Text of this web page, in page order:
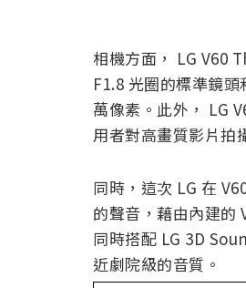
相機方面， LG V60
F1.8 光圈的標準鏡
萬像素。此外， LG
用者對高畫質影片拍
同時，這次 LG 在
的聲音，藉由內建的
同時搭配 LG 3D
近劇院級的音質。